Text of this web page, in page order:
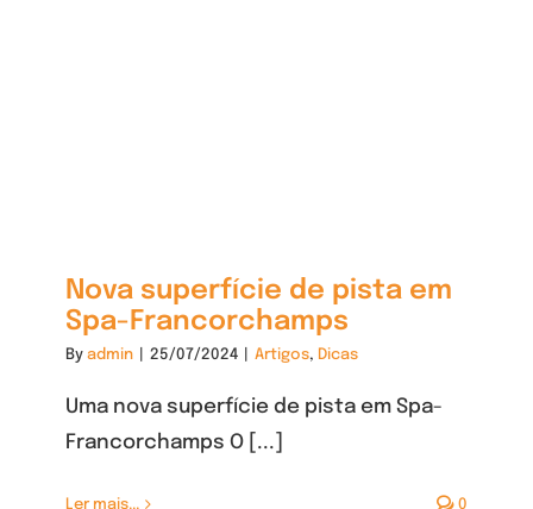
Nova superfície de pista em
Spa-Francorchamps
By admin 25/07/2024 Artigos, Dicas
Uma nova superfície de pista em Spa-
Francorchamps O [...]
Ler mais... 0